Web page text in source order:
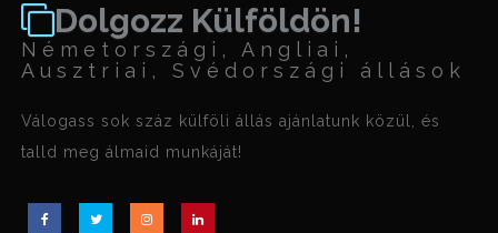
Dolgozz Külföldön!
Németországi, Angliai,
Ausztriai, Svédországi állások
Válogass sok száz külföli állás ajánlatunk közül, és
talld meg álmaid munkáját!